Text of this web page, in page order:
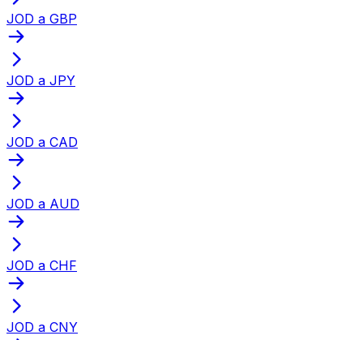
JOD a GBP
JOD a JPY
JOD a CAD
JOD a AUD
JOD a CHF
JOD a CNY